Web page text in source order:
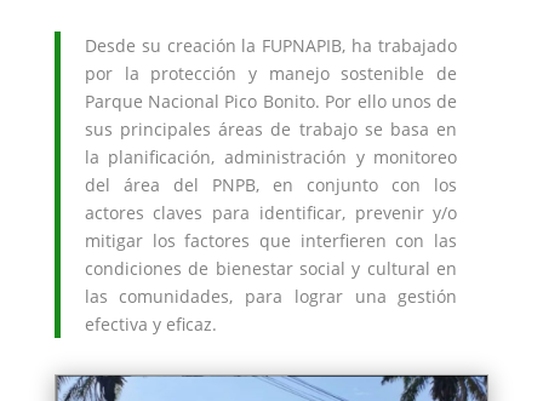
Desde su creación la FUPNAPIB, ha trabajado
por la protección y manejo sostenible de
Parque Nacional Pico Bonito. Por ello unos de
sus principales áreas de trabajo se basa en
la planificación, administración y monitoreo
del área del PNPB, en conjunto con los
actores claves para identificar, prevenir y/o
mitigar los factores que interfieren con las
condiciones de bienestar social y cultural en
las comunidades, para lograr una gestión
efectiva y eficaz.